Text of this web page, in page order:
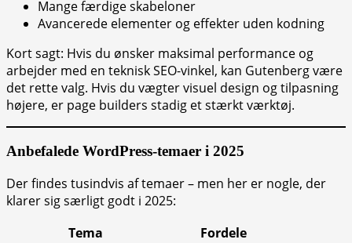
Mange færdige skabeloner
Avancerede elementer og effekter uden kodning
Kort sagt: Hvis du ønsker maksimal performance og
arbejder med en teknisk SEO-vinkel, kan Gutenberg være
det rette valg. Hvis du vægter visuel design og tilpasning
højere, er page builders stadig et stærkt værktøj.
Anbefalede WordPress-temaer i 2025
Der findes tusindvis af temaer – men her er nogle, der
klarer sig særligt godt i 2025:
Tema
Fordele